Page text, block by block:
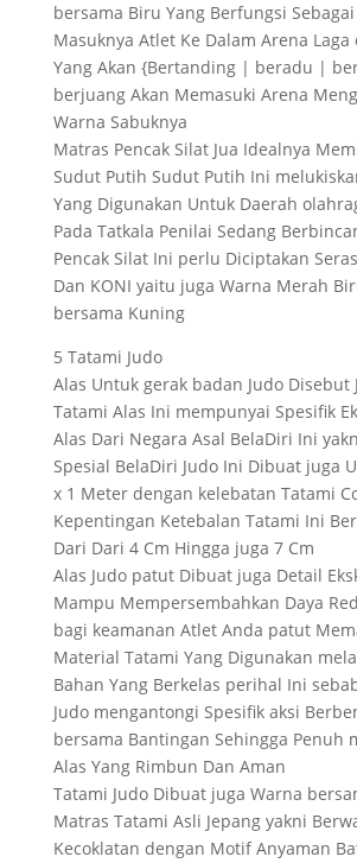
bersama Biru Yang Berfungsi
Masuknya Atlet Ke Dalam Arena
Yang Akan {Bertanding | beradu |
berjuang Akan Memasuki Arena
Warna Sabuknya
Matras Pencak Silat Jua Idealnya
Sudut Putih Sudut Putih Ini
Yang Digunakan Untuk Daerah
Pada Tatkala Penilai Sedang
Pencak Silat Ini perlu Diciptakan
Dan KONI yaitu juga Warna Merah
bersama Kuning
5 Tatami Judo
Alas Untuk gerak badan Judo Disebut
Tatami Alas Ini mempunyai Spesifik
Alas Dari Negara Asal BelaDiri Ini
Spesial BelaDiri Judo Ini Dibuat juga
x 1 Meter dengan kelebatan Tatami
Kepentingan Ketebalan Tatami Ini
Dari Dari 4 Cm Hingga juga 7 Cm
Alas Judo patut Dibuat juga Detail
Mampu Mempersembahkan Daya
bagi keamanan Atlet Anda patut
Material Tatami Yang Digunakan
Bahan Yang Berkelas perihal Ini
Judo mengantongi Spesifik aksi
bersama Bantingan Sehingga Penuh
Alas Yang Rimbun Dan Aman
Tatami Judo Dibuat juga Warna
Matras Tatami Asli Jepang yakni
Kecoklatan dengan Motif Anyaman